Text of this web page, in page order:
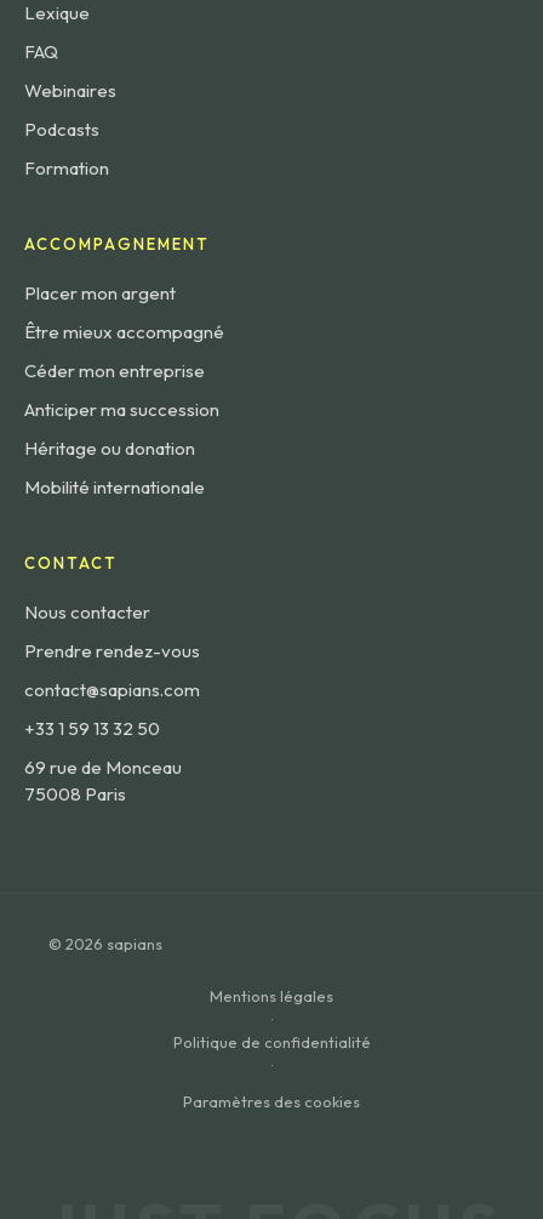
Lexique
FAQ
Webinaires
Podcasts
Formation
ACCOMPAGNEMENT
Placer mon argent
Être mieux accompagné
Céder mon entreprise
Anticiper ma succession
Héritage ou donation
Mobilité internationale
CONTACT
Nous contacter
Prendre rendez-vous
contact@sapians.com
+33 1 59 13 32 50
69 rue de Monceau
75008 Paris
© 2026 sapians
Mentions légales
·
Politique de confidentialité
·
Paramètres des cookies